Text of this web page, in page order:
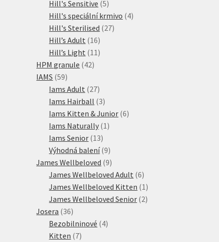
produktů
Hill's Sensitive 55
produktů
Hill's speciální krmivo 44
Hill's Sterilised 2727
Hill’s Adult 1616
produktů
Hill’s Light 11 11
HPM granule 4242
IAMS 5959
produktů
Iams Adult 2727
produktů
Iams Hairball 33
produkty
Iams Kitten & Junior 66
Iams Naturally 1 1
Iams Senior 1313
produktů
Výhodná balení 99
produktů
James Wellbeloved 99
produktů
James Wellbeloved Adult 66
produktů
James Wellbeloved Kitten 1 1
produkt
James Wellbeloved Senior 22
Josera 3636
produktů
Bezobilninové 44
Kitten 77